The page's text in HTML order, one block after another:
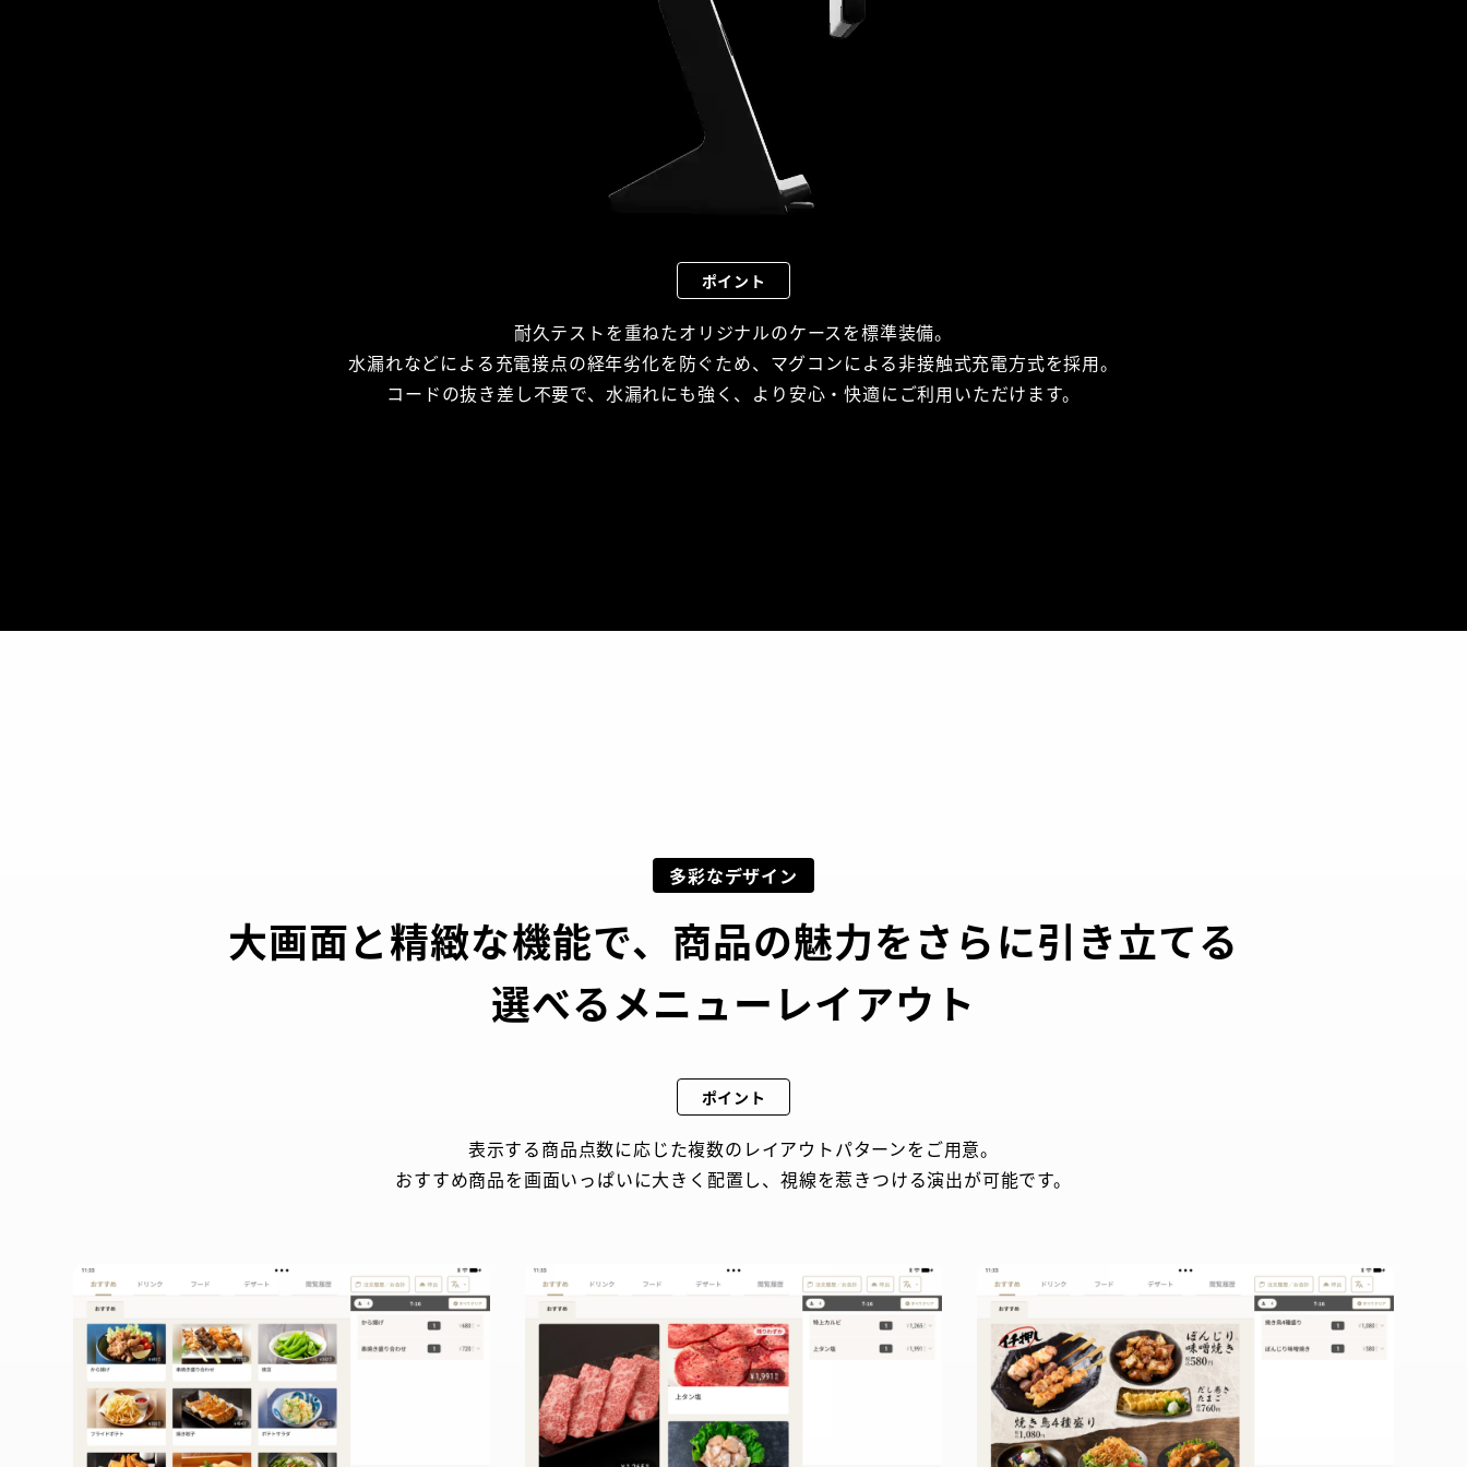
ポイント
耐久テストを重ねたオリジナルのケースを標準装備。
水漏れなどによる充電接点の経年劣化を防ぐため、マグコンによる非接触式充電方式を採用。
コードの抜き差し不要で、水漏れにも強く、より安心・快適にご利用いただけます。
多彩なデザイン
大画面と精緻な機能で、商品の魅力をさらに引き立てる
選べるメニューレイアウト
ポイント
表示する商品点数に応じた複数のレイアウトパターンをご用意。
おすすめ商品を画面いっぱいに大きく配置し、視線を惹きつける演出が可能です。